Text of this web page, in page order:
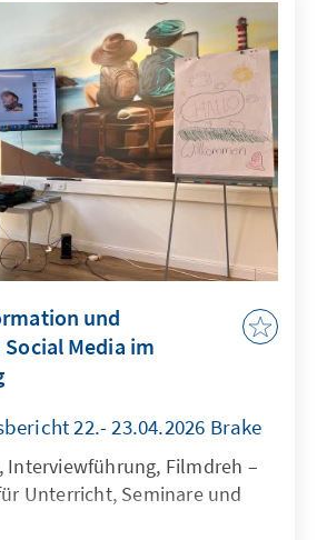
und
Media im
22.- 23.04.2026 Brake
Interviewführung, Filmdreh –
Unterricht, Seminare und